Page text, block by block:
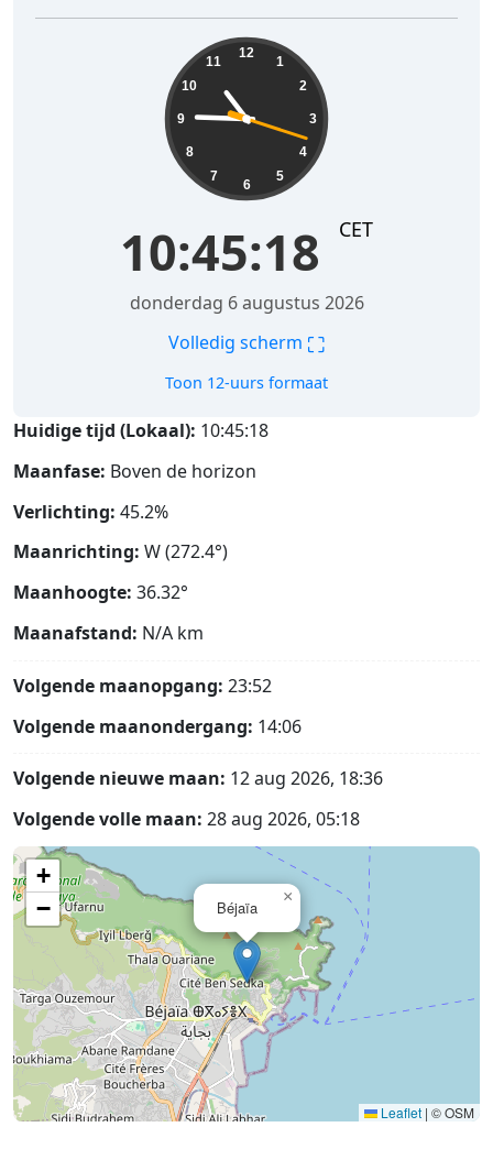
12
1
2
3
4
5
6
7
8
9
10
11
10:45:19 CET
donderdag 6 augustus 2026
Volledig scherm ⛶
Toon 12-uurs formaat
Huidige tijd (Lokaal): 10:45:19
Maanfase: Boven de horizon
Verlichting: 45.2%
Maanrichting: W (272.4°)
Maanhoogte: 36.32°
Maanafstand: N/A km
Volgende maanopgang: 23:52
Volgende maanondergang: 14:06
Volgende nieuwe maan: 12 aug 2026, 18:36
Volgende volle maan: 28 aug 2026, 05:18
Béjaïa
×
+
−
Leaflet | © OSM